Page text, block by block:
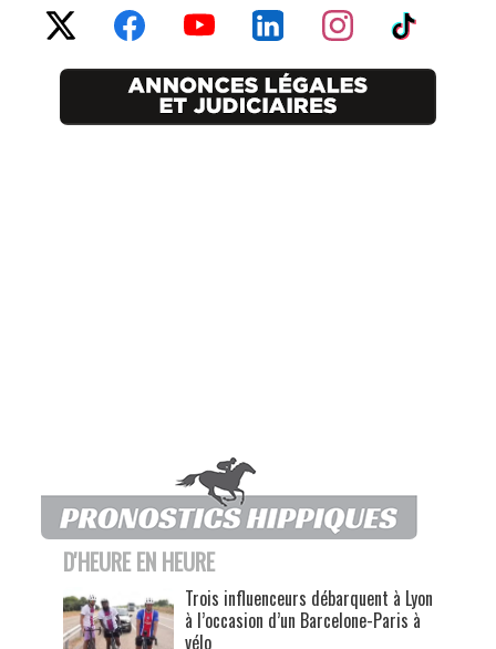
D'HEURE EN HEURE
Trois influenceurs débarquent à Lyon
à l’occasion d’un Barcelone-Paris à
vélo